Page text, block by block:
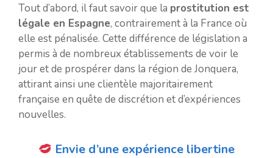
Tout d’abord, il faut savoir que la prostitution est
légale en Espagne, contrairement à la France où
elle est pénalisée. Cette différence de législation a
permis à de nombreux établissements de voir le
jour et de prospérer dans la région de Jonquera,
attirant ainsi une clientèle majoritairement
française en quête de discrétion et d’expériences
nouvelles.
Envie d’une expérience libertine